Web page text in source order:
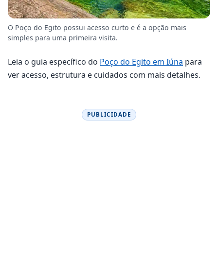
O Poço do Egito possui acesso curto e é a opção mais
simples para uma primeira visita.
Leia o guia específico do Poço do Egito em Iúna para
ver acesso, estrutura e cuidados com mais detalhes.
PUBLICIDADE